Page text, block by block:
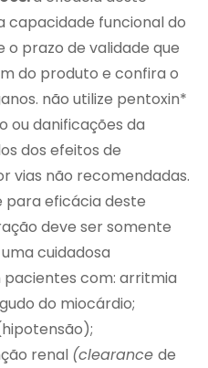
capacidade funcional do
prazo de validade que
do produto e confira o
não utilize pentoxin*
ou danificações da
dos efeitos de
vias não recomendadas.
para eficácia deste
deve ser somente
cuidadosa
com: arritmia
do miocárdio;
renal (clearance de